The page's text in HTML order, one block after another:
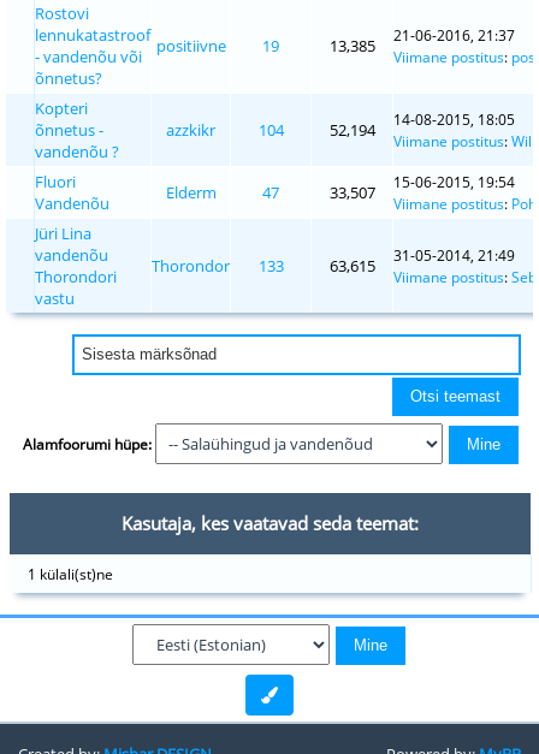
Rostovi
lennukatastroof
- vandenõu või
õnnetus?
positiivne 19 13,385
21-06-2016, 21:37
Viimane postitus:
Kopteri
õnnetus -
vandenõu ?
azzkikr 104 52,194
14-08-2015, 18:05
Viimane postitus:
Fluori
Vandenõu
Elderm 47 33,507
15-06-2015, 19:54
Viimane postitus:
Jüri Lina
vandenõu
Thorondori
vastu
Thorondor 133 63,615
31-05-2014, 21:49
Viimane postitus:
Alamfoorumi hüpe:
Kasutaja, kes vaatavad seda teemat:
1 külali(st)ne